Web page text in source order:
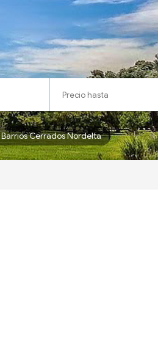
Barrios Cerrados Nordelta